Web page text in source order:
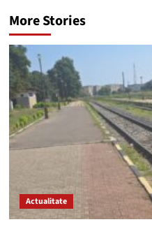
More Stories
Actualitate